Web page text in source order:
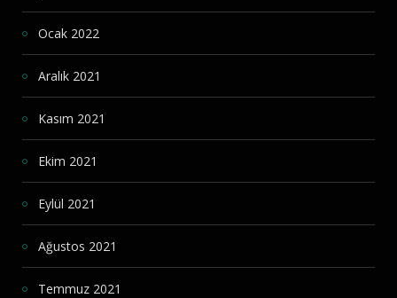
Ocak 2022
Aralık 2021
Kasım 2021
Ekim 2021
Eylül 2021
Ağustos 2021
Temmuz 2021